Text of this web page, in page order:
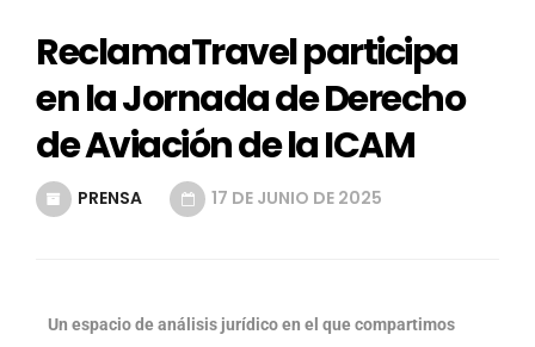
ReclamaTravel participa
en la Jornada de Derecho
de Aviación de la ICAM
PRENSA 17 DE JUNIO DE 2025
Un espacio de análisis jurídico en el que compartimos